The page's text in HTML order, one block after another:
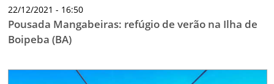
22/12/2021 - 16:50
Pousada Mangabeiras: refúgio de verão na Ilha de
Boipeba (BA)